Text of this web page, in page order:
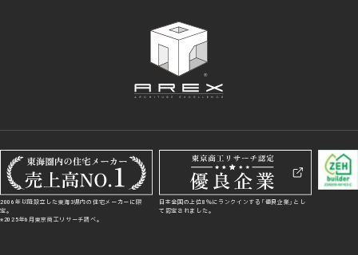
2006年以降設立した東海3県内の住宅メーカーに限
定。
※2025年6月東京商工リサーチ調べ。
日本全国の上位8％にランクインする「優良企業」とし
て認定されました。